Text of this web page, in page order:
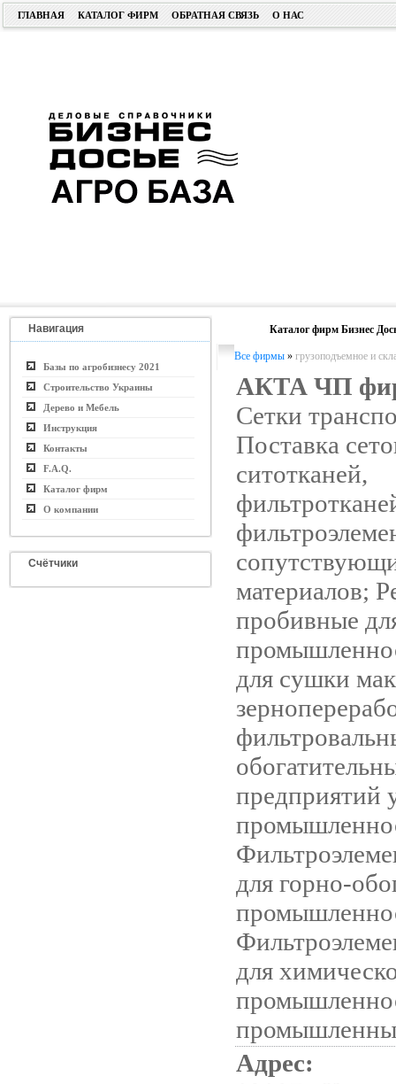
ГЛАВНАЯ КАТАЛОГ ФИРМ ОБРАТНАЯ СВЯЗЬ О НАС
Навигация
Базы по агробизнесу 2021
Строительство Украины
Дерево и Мебель
Инструкция
Контакты
F.A.Q.
Каталог фирм
О компании
Счётчики
Каталог фирм Бизнес
Все фирмы » грузоподъемное и
АКТА ЧП
Сетки
Поставка
ситотканей,
материалов;
пробивные
для сушки
предприятий
для горно-
для
Адрес: